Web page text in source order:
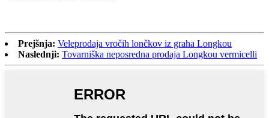
Prejšnja: Veleprodaja vročih lončkov iz graha Longkou
Naslednji: Tovarniška neposredna prodaja Longkou vermicelli